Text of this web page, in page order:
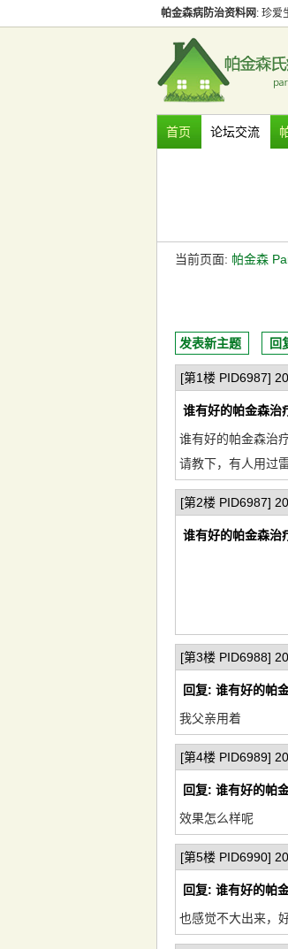
帕金森病防治资料网 : 珍爱
首页 论坛交流
当前页面: 帕金森
发表新主题 回
[第1楼 PID6987]
谁有好的帕金森治
谁有好的帕金森治
请教下，有人用过
[第2楼 PID6987]
谁有好的帕金森治
[第3楼 PID6988]
回复: 谁有好的帕
我父亲用着
[第4楼 PID6989]
回复: 谁有好的帕
效果怎么样呢
[第5楼 PID6990]
回复: 谁有好的帕
也感觉不大出来，